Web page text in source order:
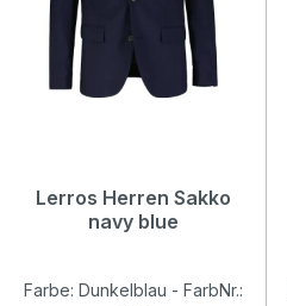
Lerros Herren Sakko
navy blue
Farbe: Dunkelblau - FarbNr.: